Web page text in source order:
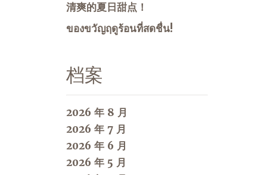
清爽的夏日甜点！
ของขวัญฤดูร้อนที่สดชื่น!
档案
2026 年 8 月
2026 年 7 月
2026 年 6 月
2026 年 5 月